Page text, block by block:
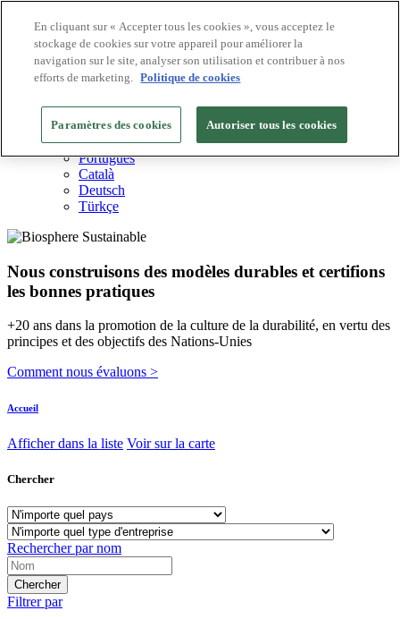
Destinations Biosphere
Entreprises Biosphere
Comment nous valorisons
FR
English
Español
Português
Català
Deutsch
Türkçe
Nous construisons des modèles durables et certifions
les bonnes pratiques
+20 ans dans la promotion de la culture de la durabilité, en vertu des
principes et des objectifs des Nations-Unies
Comment nous évaluons >
Accueil
Afficher dans la liste Voir sur la carte
Chercher
Rechercher par nom
Filtrer par
En cliquant sur « Accepter tous les cookies », vous acceptez le
stockage de cookies sur votre appareil pour améliorer la
navigation sur le site, analyser son utilisation et contribuer à nos
efforts de marketing. Politique de cookies
Paramètres des cookies Autoriser tous les cookies